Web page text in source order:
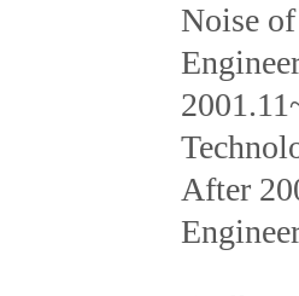
Noise
After